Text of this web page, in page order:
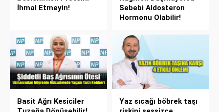
İhmal Etmeyin!
Sebebi Aldosteron
Hormonu Olabilir!
Basit Ağrı Kesiciler
Yaz sıcağı böbrek taşı